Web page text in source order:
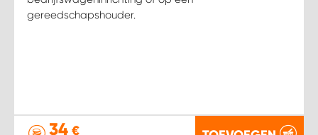
gereedschapshouder.
34 €